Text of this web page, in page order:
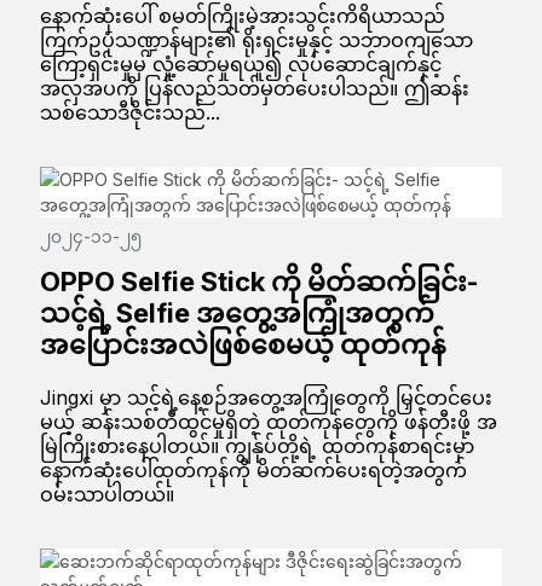
နောက်ဆုံးပေါ် စမတ်ကြိုးမဲ့အားသွင်းကိရိယာသည်
ကြက်ဥပုံသဏ္ဍာန်များ၏ ရိုးရှင်းမှုနှင့် သဘာဝကျသော
ကြော့ရှင်းမှုမှ လှုံ့ဆော်မှုရယူ၍ လုပ်ဆောင်ချက်နှင့်
အလှအပကို ပြန်လည်သတ်မှတ်ပေးပါသည်။ ဤဆန်း
သစ်သောဒီဇိုင်းသည်...
၂၀၂၄-၁၁-၂၅
OPPO Selfie Stick ကို မိတ်ဆက်ခြင်း-
သင့်ရဲ့ Selfie အတွေ့အကြုံအတွက်
အပြောင်းအလဲဖြစ်စေမယ့် ထုတ်ကုန်
Jingxi မှာ သင့်ရဲ့နေ့စဉ်အတွေ့အကြုံတွေကို မြှင့်တင်ပေး
မယ့် ဆန်းသစ်တီထွင်မှုရှိတဲ့ ထုတ်ကုန်တွေကို ဖန်တီးဖို့ အ
မြဲကြိုးစားနေပါတယ်။ ကျွန်ုပ်တို့ရဲ့ ထုတ်ကုန်စာရင်းမှာ
နောက်ဆုံးပေါ်ထုတ်ကုန်ကို မိတ်ဆက်ပေးရတဲ့အတွက်
ဝမ်းသာပါတယ်။